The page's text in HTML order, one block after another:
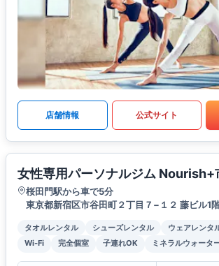
店舗情報 公式サイト
女性専用パーソナルジム Nourish+
桜田門駅から車で5分
東京都新宿区市谷田町２丁目７−１２ 藤ビル1
タオルレンタル シューズレンタル ウェアレンタ
Wi-Fi
完全個室 子連れOK ミネラルウォータ